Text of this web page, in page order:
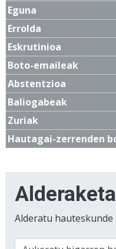
Eguna
Errolda
Eskrutinioa
Boto-emaileak
Abstentzioa
Baliogabeak
Zuriak
Hautagai-zerrenden
Alderaketa
Alderatu